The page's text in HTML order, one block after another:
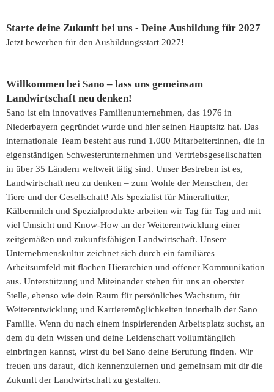
Starte deine Zukunft bei uns - Deine Ausbildung für 2027
Jetzt bewerben für den Ausbildungsstart 2027!
Willkommen bei Sano – lass uns gemeinsam
Landwirtschaft neu denken!
Sano ist ein innovatives Familienunternehmen, das 1976 in
Niederbayern gegründet wurde und hier seinen Hauptsitz hat. Das
internationale Team besteht aus rund 1.000 Mitarbeiter:innen, die in
eigenständigen Schwesterunternehmen und Vertriebsgesellschaften
in über 35 Ländern weltweit tätig sind. Unser Bestreben ist es,
Landwirtschaft neu zu denken – zum Wohle der Menschen, der
Tiere und der Gesellschaft! Als Spezialist für Mineralfutter,
Kälbermilch und Spezialprodukte arbeiten wir Tag für Tag und mit
viel Umsicht und Know-How an der Weiterentwicklung einer
zeitgemäßen und zukunftsfähigen Landwirtschaft. Unsere
Unternehmenskultur zeichnet sich durch ein familiäres
Arbeitsumfeld mit flachen Hierarchien und offener Kommunikation
aus. Unterstützung und Miteinander stehen für uns an oberster
Stelle, ebenso wie dein Raum für persönliches Wachstum, für
Weiterentwicklung und Karrieremöglichkeiten innerhalb der Sano
Familie. Wenn du nach einem inspirierenden Arbeitsplatz suchst, an
dem du dein Wissen und deine Leidenschaft vollumfänglich
einbringen kannst, wirst du bei Sano deine Berufung finden. Wir
freuen uns darauf, dich kennenzulernen und gemeinsam mit dir die
Zukunft der Landwirtschaft zu gestalten.